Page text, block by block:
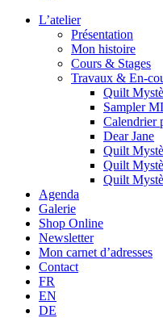
L’atelier
Présentation
Mon histoire
Cours & Stages
Travaux & En-
Quilt
Sampler
Calendrier
Dear Jane
Quilt
Quilt
Quilt
Agenda
Galerie
Shop Online
Newsletter
Mon carnet d’adresses
Contact
FR
EN
DE